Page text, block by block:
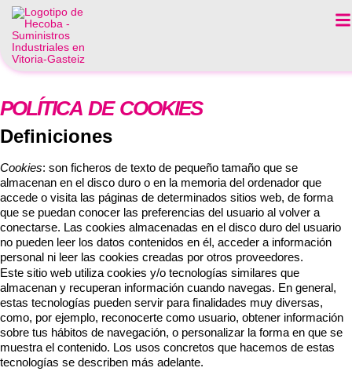
Política de cookies
POLÍTICA DE COOKIES
Definiciones
Cookies: son ficheros de texto de pequeño tamaño que se
almacenan en el disco duro o en la memoria del ordenador que
accede o visita las páginas de determinados sitios web, de forma
que se puedan conocer las preferencias del usuario al volver a
conectarse. Las cookies almacenadas en el disco duro del usuario
no pueden leer los datos contenidos en él, acceder a información
personal ni leer las cookies creadas por otros proveedores.
Este sitio web utiliza cookies y/o tecnologías similares que
almacenan y recuperan información cuando navegas. En general,
estas tecnologías pueden servir para finalidades muy diversas,
como, por ejemplo, reconocerte como usuario, obtener información
sobre tus hábitos de navegación, o personalizar la forma en que se
muestra el contenido. Los usos concretos que hacemos de estas
tecnologías se describen más adelante.